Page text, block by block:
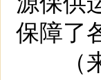
保障了
（来